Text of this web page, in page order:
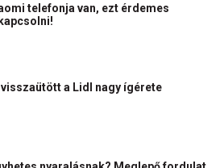
telefonja van, ezt érdemes
visszaütött a Lidl nagy ígérete